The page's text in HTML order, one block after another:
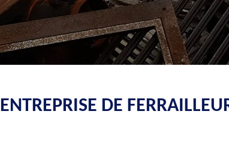
ENTREPRISE DE